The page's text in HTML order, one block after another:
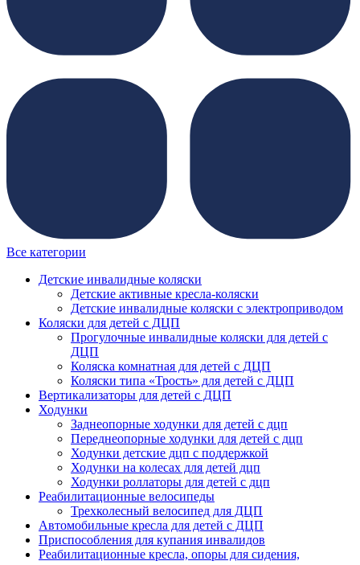
Все категории
Детские инвалидные коляски
Детские активные кресла-коляски
Детские инвалидные коляски с электроприводом
Коляски для детей с ДЦП
Прогулочные инвалидные коляски для детей с
ДЦП
Коляска комнатная для детей с ДЦП
Коляски типа «Трость» для детей с ДЦП
Вертикализаторы для детей с ДЦП
Ходунки
Заднеопорные ходунки для детей с дцп
Переднеопорные ходунки для детей с дцп
Ходунки детские дцп с поддержкой
Ходунки на колесах для детей дцп
Ходунки роллаторы для детей с дцп
Реабилитационные велосипеды
Трехколесный велосипед для ДЦП
Автомобильные кресла для детей с ДЦП
Приспособления для купания инвалидов
Реабилитационные кресла, опоры для сидения,